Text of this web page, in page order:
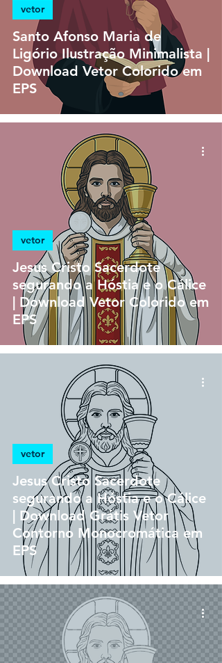
Santo Afonso Maria de
Ligório Ilustração Minimalista |
Download Vetor Colorido em
EPS
vetor
Jesus Cristo Sacerdote
segurando a Hóstia e o Cálice
| Download Vetor Colorido em
EPS
vetor
Jesus Cristo Sacerdote
segurando a Hóstia e o Cálice
| Download Grátis Vetor
Contorno Monocromática em
EPS
vetor